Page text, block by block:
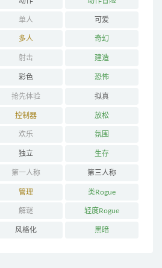
单人 可爱
多人 奇幻
射击 建造
彩色 恐怖
抢先体验 拟真
控制器 放松
欢乐 氛围
独立 生存
第一人称 第三人称
管理 类Rogue
解谜 轻度Rogue
风格化 黑暗